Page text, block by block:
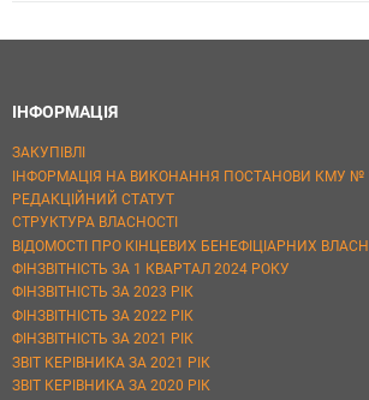
ІНФОРМАЦІЯ
ЗАКУПІВЛІ
ІНФОРМАЦІЯ НА ВИКОНАННЯ ПОСТАНОВИ КМУ №
РЕДАКЦІЙНИЙ СТАТУТ
СТРУКТУРА ВЛАСНОСТІ
ВІДОМОСТІ ПРО КІНЦЕВИХ БЕНЕФІЦІАРНИХ
ФІНЗВІТНІСТЬ ЗА 1 КВАРТАЛ 2024 РОКУ
ФІНЗВІТНІСТЬ ЗА 2023 РІК
ФІНЗВІТНІСТЬ ЗА 2022 РІК
ФІНЗВІТНІСТЬ ЗА 2021 РІК
ЗВІТ КЕРІВНИКА ЗА 2021 РІК
ЗВІТ КЕРІВНИКА ЗА 2020 РІК